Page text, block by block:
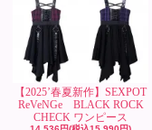
【2025’春夏新作】SEXPOT
ReVeNGe BLACK ROCK
CHECK ワンピース